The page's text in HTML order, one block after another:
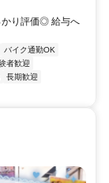
評価◎ 給与へ
バイク通勤OK
者歓迎
長期歓迎